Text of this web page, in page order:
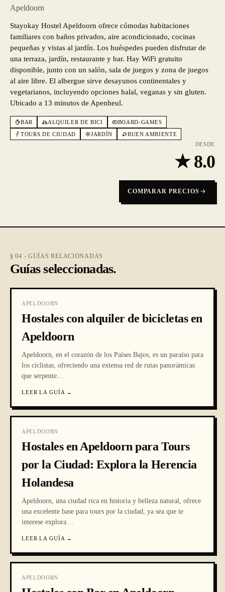
Apeldoorn
Stayokay Hostel Apeldoorn ofrece cómodas habitaciones
familiares con baños privados, aire acondicionado, cocinas
pequeñas y vistas al jardín. Los huéspedes pueden disfrutar de
una terraza, jardín, restaurante y bar. Hay WiFi gratuito
disponible, junto con un salón, sala de juegos y zona de juegos
al aire libre. El albergue sirve desayunos continentales y
vegetarianos, incluyendo opciones halal, veganas y sin gluten.
Ubicado a 13 minutos de Apenheul.
BAR ALQUILER DE BICI
BOARD-GAMES
TOURS DE CIUDAD
JARDÍN
BUEN AMBIENTE
DESDE
★8.0
COMPARAR PRECIOS
§ 04 - GUÍAS RELACIONADAS
Guías seleccionadas.
APELDOORN
Hostales con alquiler de bicicletas en
Apeldoorn
Apeldoorn, en el corazón de los Países Bajos, es un paraíso para
los ciclistas, ofreciendo una extensa red de rutas panorámicas
que serpente…
LEER LA GUÍA →
APELDOORN
Hostales en Apeldoorn para Tours
por la Ciudad: Explora la Herencia
Holandesa
Apeldoorn, una ciudad rica en historia y belleza natural, ofrece
una excelente base para tours por la ciudad, ya sea que te
interese explora…
LEER LA GUÍA →
APELDOORN